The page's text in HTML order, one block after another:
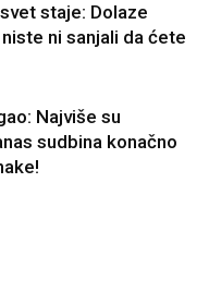
staje: Dolaze
ni sanjali da ćete
Najviše su
sudbina konačno